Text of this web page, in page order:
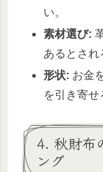
い。
素材選び:
あるとされ
形状: お金
を引き寄せ
4. 秋財布
ング